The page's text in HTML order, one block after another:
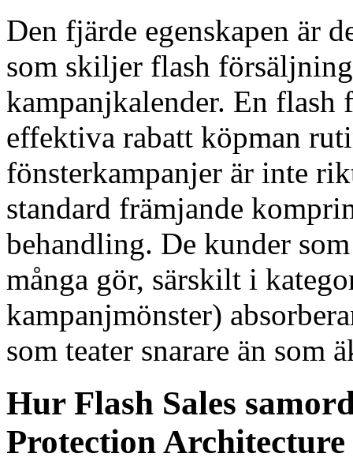
Den fjärde egenskapen är
som skiljer flash
kampanjkalender. En flash
effektiva rabatt köpman
fönsterkampanjer är inte
standard främjande
behandling. De kunder
många gör, särskilt i
kampanjmönster)
som teater snarare än som
Hur Flash Sales
Protection Architecture